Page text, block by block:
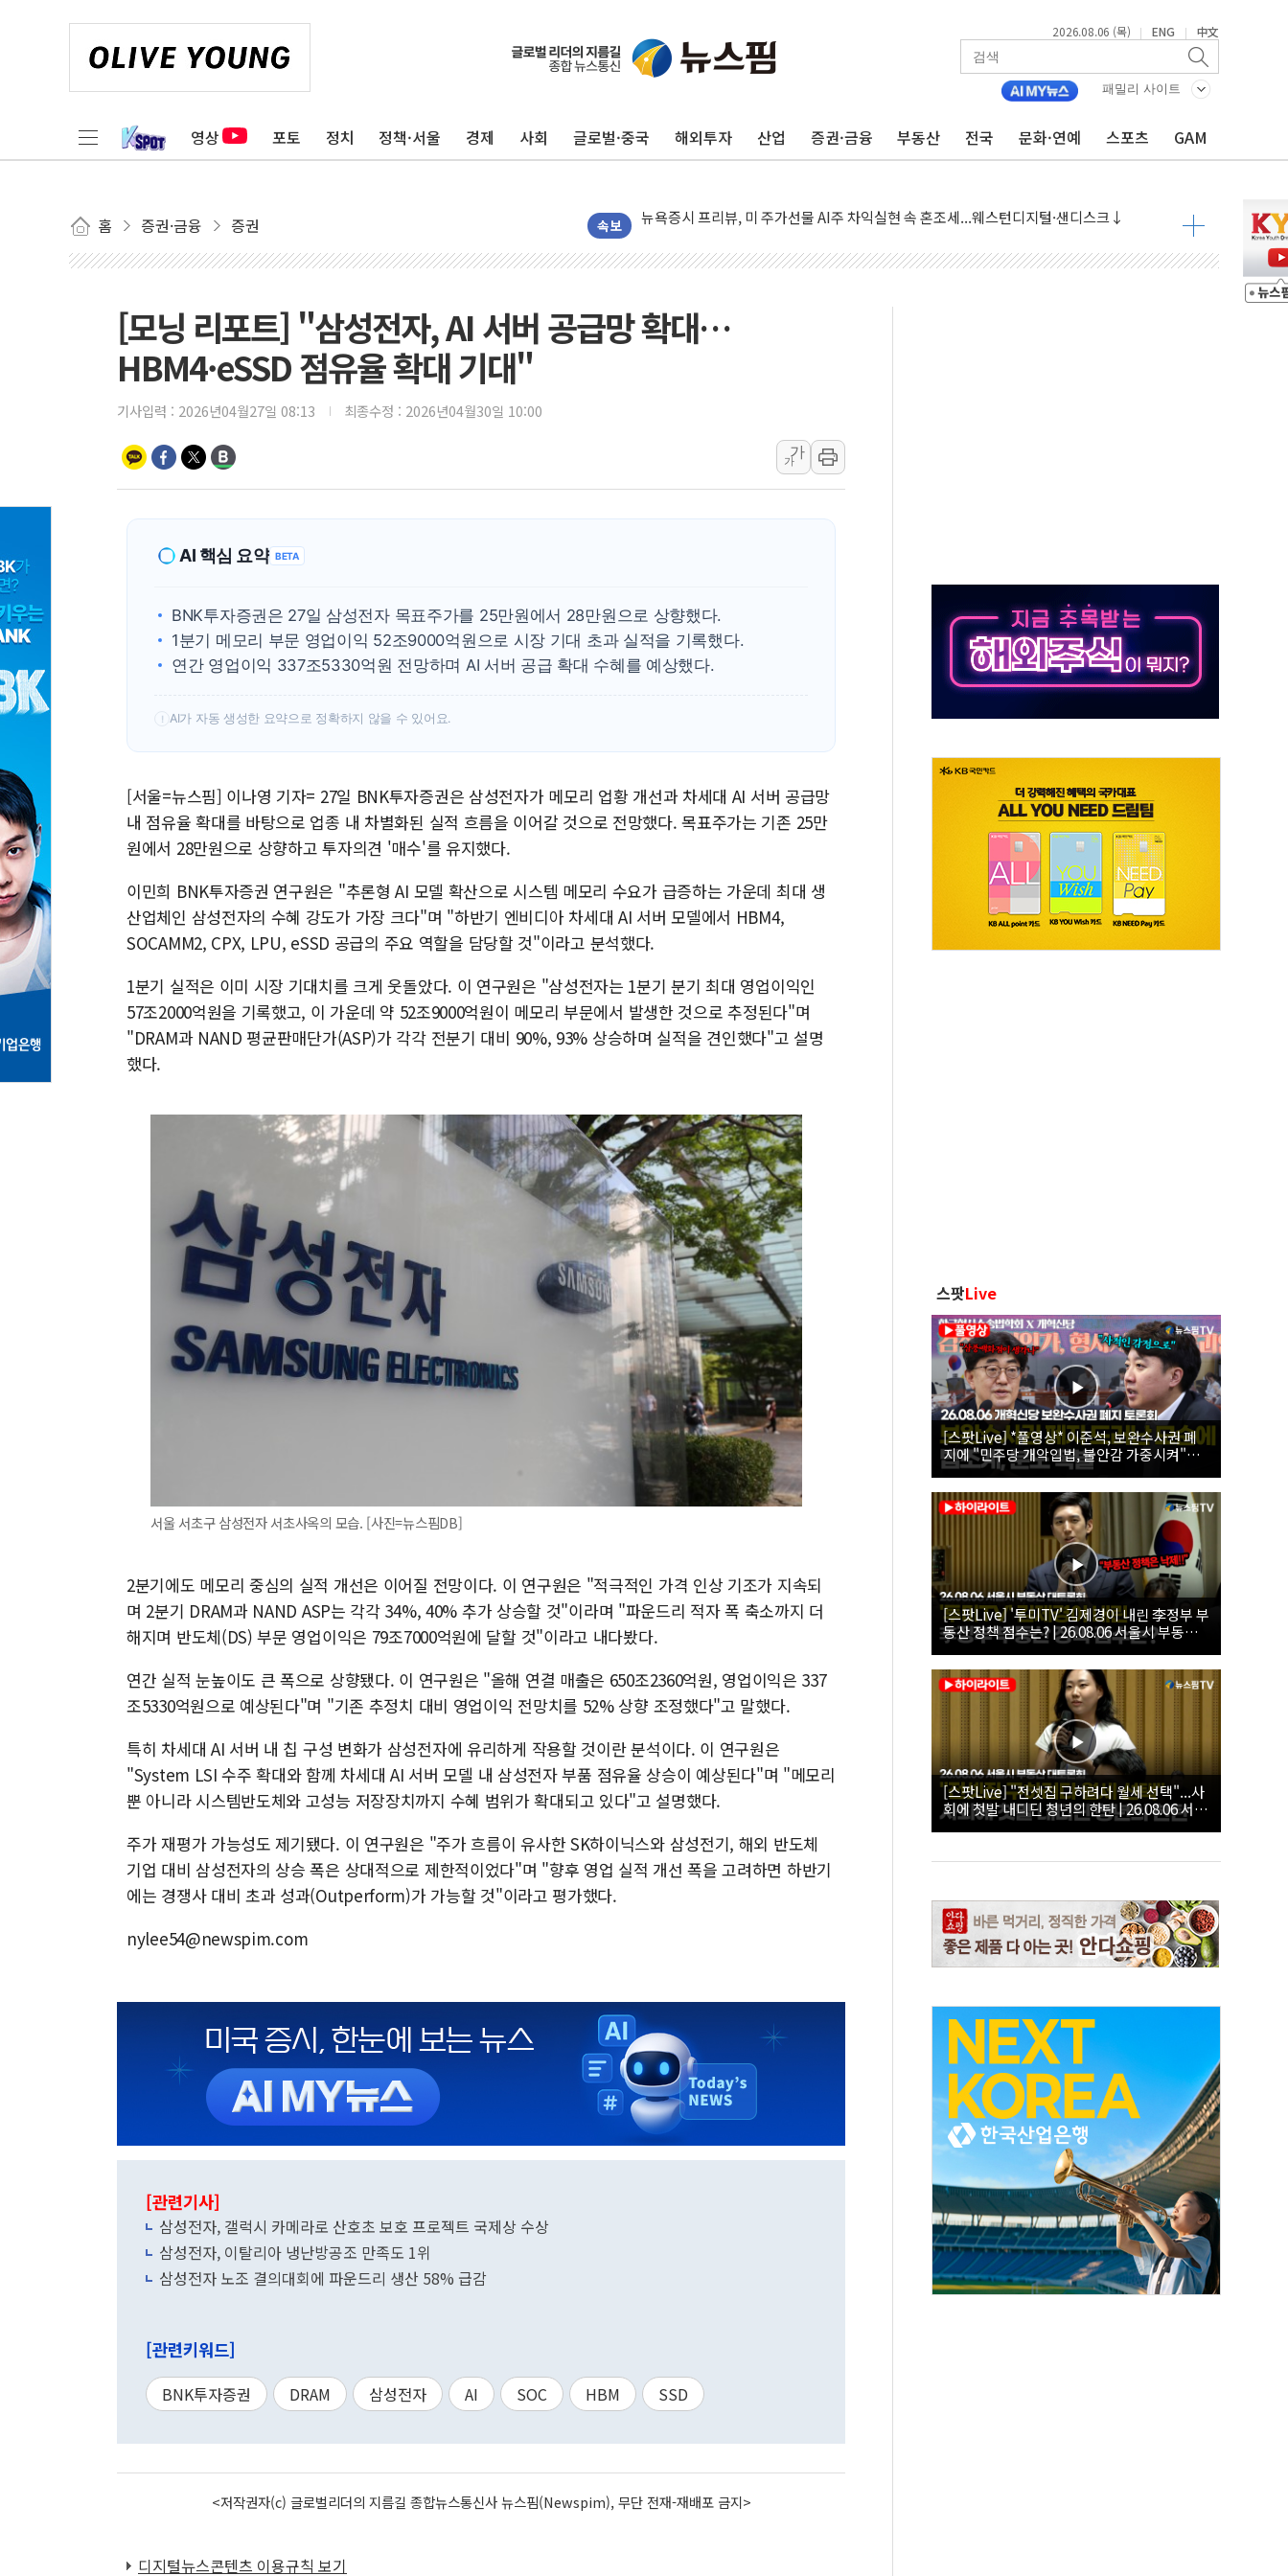
2026.08.06 (목) | ENG | 中文
패밀리 사이트
영상 포토 정치 정책·서울 경제 사회 글로벌·중국 해외투자 산업 증권·금융 부동산 전국 문화·연예 스포츠 GAM
홈 증권·금융 증권 속보
뉴욕증시 개장 전 특징주...모더나·아이온큐·도어대시↑ VS 샌디스크·피그마·앱러빈↓
김정관 장관 "영업이익 N% 성과급 반대…상법·자본시장법 개정 논의"
청와대, 북한 단거리 탄도미사일 발사에 긴급 안보 점검회의
금값 7주 만에 최고…美 고용 둔화·호르무즈 재개방 기대에 강세
러, 1인칭시점 드론으로 우크라 민간인 '사파리' 공격… 시민들 공포감 극대화 전략
[베트남 증시] 지수 하락 속 'DGC' 임시 주총 기대감에 홀로 상한가…마진 잔액은 사상 최고
해군 1함대 창설 80주년…지역과 함께하는 '선봉'의 대민 봉사
[3보] 북, 원산서 동해로 단거리 탄도미사일 1발 발사… 올해 10번째·42일 만 도발
해군과 함께하는 '불금전파, 송정' 시즌2
강원도 폭염특보 11일째…온열질환·가축 피해 최소화 '총력 대응'
[코인 시황] 비트코인, ETF 자금 유입에도 박스권…美 암호화폐 법안 처리 여부도 변수
[모닝 리포트] "삼성전자, AI 서버 공급망 확대…
HBM4·eSSD 점유율 확대 기대"
기사입력 : 2026년04월27일 08:13 최종수정 : 2026년04월30일 10:00
가
가
AI 핵심 요약 BETA
BNK투자증권은 27일 삼성전자 목표주가를 25만원에서 28만원으로 상향했다.
1분기 메모리 부문 영업이익 52조9000억원으로 시장 기대 초과 실적을 기록했다.
연간 영업이익 337조5330억원 전망하며 AI 서버 공급 확대 수혜를 예상했다.
! AI가 자동 생성한 요약으로 정확하지 않을 수 있어요.
[서울=뉴스핌] 이나영 기자= 27일 BNK투자증권은 삼성전자가 메모리 업황 개선과 차세대 AI 서버 공급망
내 점유율 확대를 바탕으로 업종 내 차별화된 실적 흐름을 이어갈 것으로 전망했다. 목표주가는 기존 25만
원에서 28만원으로 상향하고 투자의견 '매수'를 유지했다.
이민희 BNK투자증권 연구원은 "추론형 AI 모델 확산으로 시스템 메모리 수요가 급증하는 가운데 최대 생
산업체인 삼성전자의 수혜 강도가 가장 크다"며 "하반기 엔비디아 차세대 AI 서버 모델에서 HBM4,
SOCAMM2, CPX, LPU, eSSD 공급의 주요 역할을 담당할 것"이라고 분석했다.
1분기 실적은 이미 시장 기대치를 크게 웃돌았다. 이 연구원은 "삼성전자는 1분기 분기 최대 영업이익인
57조2000억원을 기록했고, 이 가운데 약 52조9000억원이 메모리 부문에서 발생한 것으로 추정된다"며
"DRAM과 NAND 평균판매단가(ASP)가 각각 전분기 대비 90%, 93% 상승하며 실적을 견인했다"고 설명
했다.
서울 서초구 삼성전자 서초사옥의 모습. [사진=뉴스핌DB]
2분기에도 메모리 중심의 실적 개선은 이어질 전망이다. 이 연구원은 "적극적인 가격 인상 기조가 지속되
며 2분기 DRAM과 NAND ASP는 각각 34%, 40% 추가 상승할 것"이라며 "파운드리 적자 폭 축소까지 더
해지며 반도체(DS) 부문 영업이익은 79조7000억원에 달할 것"이라고 내다봤다.
연간 실적 눈높이도 큰 폭으로 상향됐다. 이 연구원은 "올해 연결 매출은 650조2360억원, 영업이익은 337
조5330억원으로 예상된다"며 "기존 추정치 대비 영업이익 전망치를 52% 상향 조정했다"고 말했다.
특히 차세대 AI 서버 내 칩 구성 변화가 삼성전자에 유리하게 작용할 것이란 분석이다. 이 연구원은
"System LSI 수주 확대와 함께 차세대 AI 서버 모델 내 삼성전자 부품 점유율 상승이 예상된다"며 "메모리
뿐 아니라 시스템반도체와 고성능 저장장치까지 수혜 범위가 확대되고 있다"고 설명했다.
주가 재평가 가능성도 제기됐다. 이 연구원은 "주가 흐름이 유사한 SK하이닉스와 삼성전기, 해외 반도체
기업 대비 삼성전자의 상승 폭은 상대적으로 제한적이었다"며 "향후 영업 실적 개선 폭을 고려하면 하반기
에는 경쟁사 대비 초과 성과(Outperform)가 가능할 것"이라고 평가했다.
nylee54@newspim.com
[관련기사]
삼성전자, 갤럭시 카메라로 산호초 보호 프로젝트 국제상 수상
삼성전자, 이탈리아 냉난방공조 만족도 1위
삼성전자 노조 결의대회에 파운드리 생산 58% 급감
[관련키워드]
BNK투자증권 DRAM 삼성전자 AI SOC HBM SSD
<저작권자(c) 글로벌리더의 지름길 종합뉴스통신사 뉴스핌(Newspim), 무단 전재-재배포 금지>
디지털뉴스콘텐츠 이용규칙 보기
스팟Live
[스팟Live] *풀영상* 이준석, 보완수사권 폐
지에 "민주당 개악입법, 불안감 가중시켜"｜
26.08.06 개혁신당 보완수사권 폐지 토론회
[스팟Live] '투미TV' 김제경이 내린 李정부 부
동산 정책 점수는? | 26.08.06 서울시 부동산
대토론회
[스팟Live] "전셋집 구하려다 월세 선택"...사
회에 첫발 내디딘 청년의 한탄 | 26.08.06 서울
시 부동산 대토론회